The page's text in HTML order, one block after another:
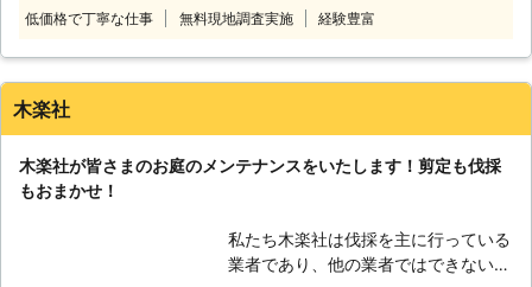
にはぜひとも当店にお問い合わせくだ
さい。 ●木の病害虫にお困りなら剪
定と消毒で対策！ 剪定することで風
通しよく、日光が当たるようになると
集して風当たりが悪く、ジメジメと湿
度の高い状態を好みます。病害虫の被
ることが大切です。さらに消毒作業を
おこなうと、病害虫をより効果的に防
ぐことができますよ。 当店では剪定
おくと無造作に枝葉を伸ばして美しく
切な剪定が必要です。 ご自身でお手
を込めて、できるだけお客様のニーズ
にお応えできるように誠心誠意頑張ら
低価格で丁寧な仕事
無料現地調査実施 経験豊富
木楽社
木楽社が皆さまのお庭のメンテナンスをいたします！剪定も伐採
もおまかせ！
私たち木楽社は伐採を主に行っている
業者であり、他の業者ではできないご